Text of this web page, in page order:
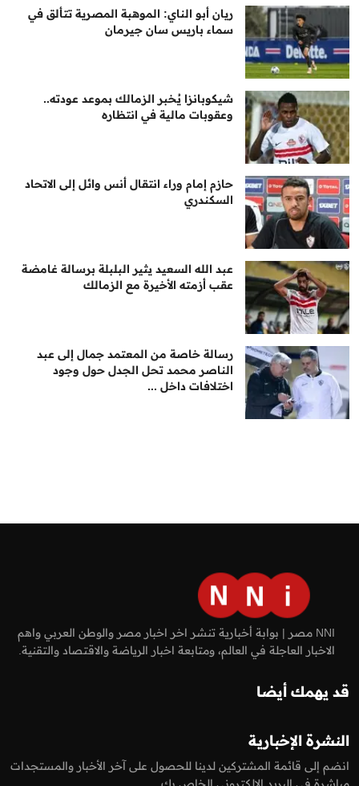
ريان أبو الناي: الموهبة المصرية تتألق في
سماء باريس سان جيرمان
شيكوبانزا يُخبر الزمالك بموعد عودته..
وعقوبات مالية في انتظاره
حازم إمام وراء انتقال أنس وائل إلى الاتحاد
السكندري
عبد الله السعيد يثير البلبلة برسالة غامضة
عقب أزمته الأخيرة مع الزمالك
رسالة خاصة من المعتمد جمال إلى عبد
الناصر محمد تحل الجدل حول وجود
اختلافات داخل ...
NNI مصر | بوابة أخبارية تنشر اخر اخبار مصر والوطن العربي واهم
الاخبار العاجلة في العالم، ومتابعة اخبار الرياضة والاقتصاد والتقنية.
قد يهمك أيضا
النشرة الإخبارية
انضم إلى قائمة المشتركين لدينا للحصول على آخر الأخبار والمستجدات